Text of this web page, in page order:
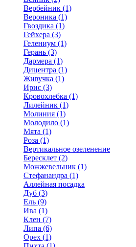
Вербейник (1)
Вероника (1)
Гвоздика (1)
Гейхера (3)
Гелениум (1)
Герань (3)
Дармера (1)
Дицентра (1)
Живучка (1)
Ирис (3)
Кровохлебка (1)
Лилейник (1)
Молиния (1)
Молодило (1)
Мята (1)
Роза (1)
Вертикальное озеленение
Бересклет (2)
Можжевельник (1)
Стефанандра (1)
Аллейная посадка
Дуб (3)
Ель (9)
Ива (1)
Клен (7)
Липа (6)
Орех (1)